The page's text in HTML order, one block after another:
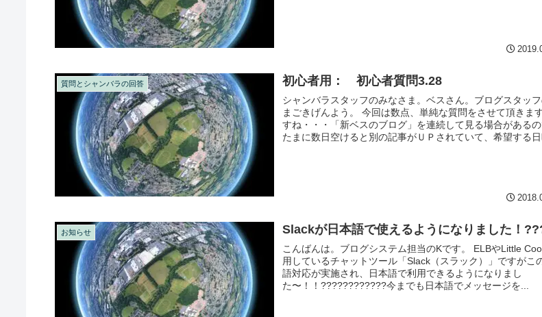
質問とシャンバラの回答 初心者用： 初心者質問3.28
シャンバラスタッフのみなさま。ベスさん。ブログスタッ
まごきげんよう。 今回は数点、単純な質問をさせて頂きま
すね・・・「新ベスのブログ」を連続して見る場合があるの
たまに数日空けると別の記事がＵＰされていて、希望する
お知らせ Slackが日本語で使えるようになりました！
こんばんは。ブログシステム担当のKです。 ELBやLittle
用しているチャットツール「Slack（スラック）」ですがこ
語対応が実施され、日本語で利用できるようになりまし
た〜！！????????????今までも日本語でメッセージを...